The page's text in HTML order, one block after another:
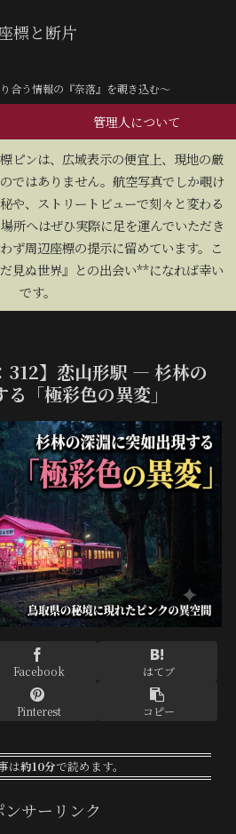
標と断片
合う情報の『奈落』を覗き込む～
管理人について
ピンは、広域表示の便宜上、現地の厳
ではありません。航空写真でしか覗け
や、ストリートビューで刻々と変わる
所へはぜひ実際に足を運んでいただき
ず周辺座標の提示に留めています。こ
見ぬ世界』との出会い**になれば幸い
です。
312】恋山形駅 — 杉林の
「極彩色の異変」
Facebook はてブ
Pinterest コピー
は約10分で読めます。
ンサーリンク